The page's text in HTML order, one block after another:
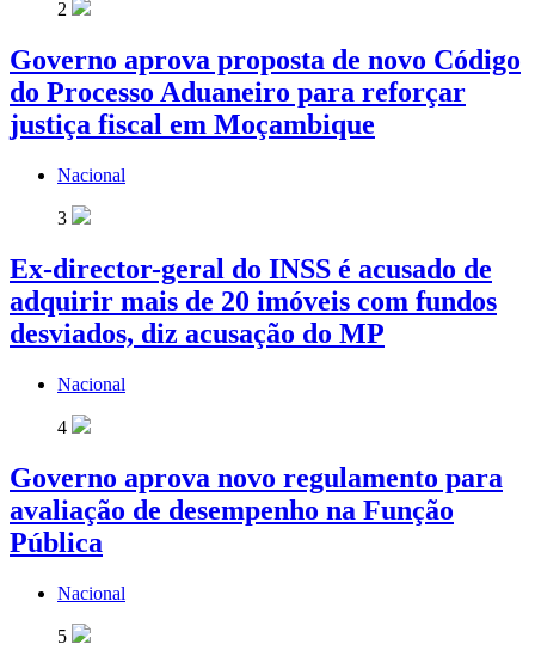
2
Governo aprova proposta de novo Código
do Processo Aduaneiro para reforçar
justiça fiscal em Moçambique
Nacional
3
Ex-director-geral do INSS é acusado de
adquirir mais de 20 imóveis com fundos
desviados, diz acusação do MP
Nacional
4
Governo aprova novo regulamento para
avaliação de desempenho na Função
Pública
Nacional
5